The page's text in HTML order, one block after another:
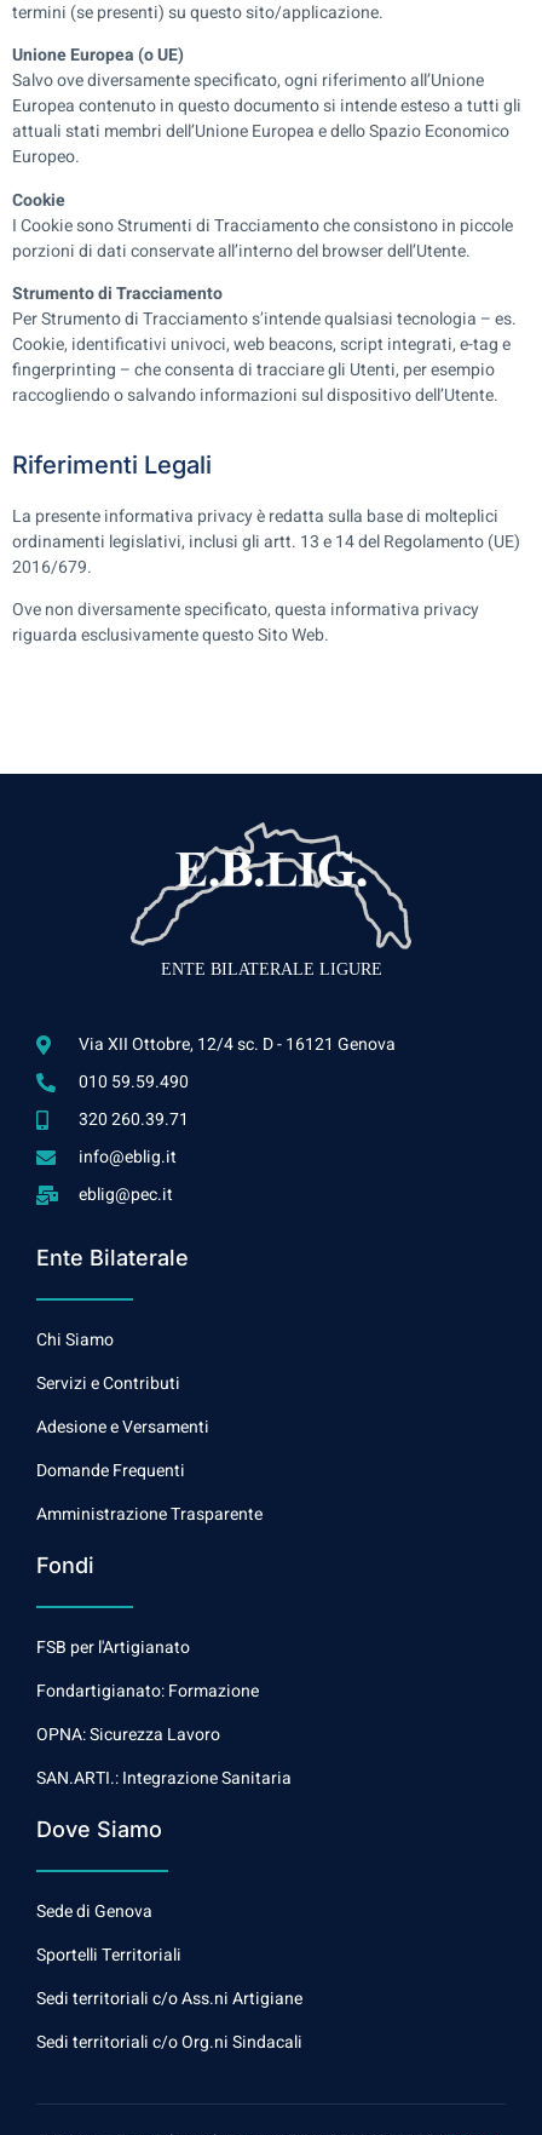
termini (se presenti) su questo sito/applicazione.
Unione Europea (o UE)
Salvo ove diversamente specificato, ogni riferimento all’Unione
Europea contenuto in questo documento si intende esteso a tutti gli
attuali stati membri dell’Unione Europea e dello Spazio Economico
Europeo.
Cookie
I Cookie sono Strumenti di Tracciamento che consistono in piccole
porzioni di dati conservate all’interno del browser dell’Utente.
Strumento di Tracciamento
Per Strumento di Tracciamento s’intende qualsiasi tecnologia – es.
Cookie, identificativi univoci, web beacons, script integrati, e-tag e
fingerprinting – che consenta di tracciare gli Utenti, per esempio
raccogliendo o salvando informazioni sul dispositivo dell’Utente.
Riferimenti Legali
La presente informativa privacy è redatta sulla base di molteplici
ordinamenti legislativi, inclusi gli artt. 13 e 14 del Regolamento (UE)
2016/679.
Ove non diversamente specificato, questa informativa privacy
riguarda esclusivamente questo Sito Web.
ENTE BILATERALE LIGURE
Via XII Ottobre, 12/4 sc. D - 16121 Genova
010 59.59.490
320 260.39.71
info@eblig.it
eblig@pec.it
Ente Bilaterale
Chi Siamo
Servizi e Contributi
Adesione e Versamenti
Domande Frequenti
Amministrazione Trasparente
Fondi
FSB per l'Artigianato
Fondartigianato: Formazione
OPNA: Sicurezza Lavoro
SAN.ARTI.: Integrazione Sanitaria
Dove Siamo
Sede di Genova
Sportelli Territoriali
Sedi territoriali c/o Ass.ni Artigiane
Sedi territoriali c/o Org.ni Sindacali